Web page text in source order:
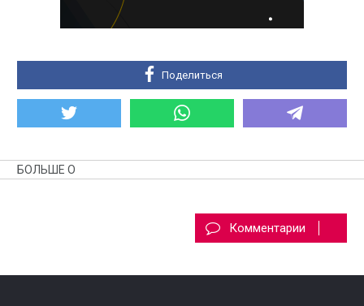
Поделиться
БОЛЬШЕ О
Комментарии